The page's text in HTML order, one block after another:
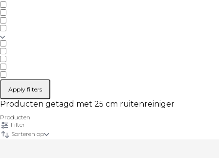
Apply filters
Producten getagd met 25 cm ruitenreiniger
Producten
Filter
Sorteren op